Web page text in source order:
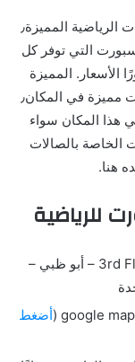
لا شك أن أبو ظبي بها العديد من محلات الأدوات الرياضية المميزة٫
التي توفر كل
الأسعار. المميزة
وتوفير كل ما يحتاجه الشخص تقريبًا من خدمات مميزة في المكان٫
هذا المكان سواء
الخاصة بالصالات
للرياضية
عنوان المحل : 3rd Floor, Abu Dhabi Mall – أبو ظبي –
أضغط